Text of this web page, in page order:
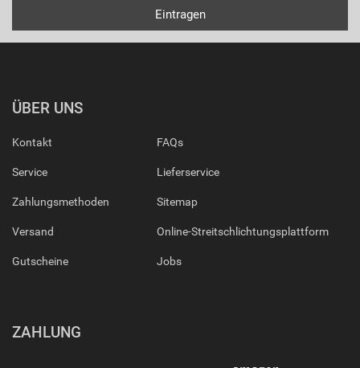
ÜBER UNS
Kontakt
Service
Zahlungsmethoden
Versand
Gutscheine
FAQs
Lieferservice
Sitemap
Online-Streitschlichtungsplattform
Jobs
ZAHLUNG